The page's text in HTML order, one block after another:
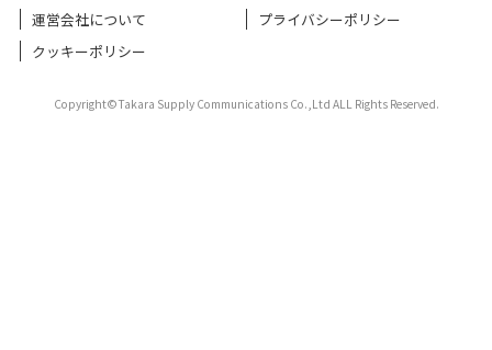
運営会社について
プライバシーポリシー
クッキーポリシー
Copyright©Takara Supply Communications Co.,Ltd ALL Rights Reserved.